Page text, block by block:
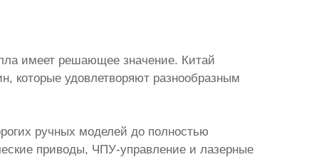
имеет решающее значение. Китай
которые удовлетворяют разнообразным
ручных моделей до полностью
приводы, ЧПУ-управление и лазерные